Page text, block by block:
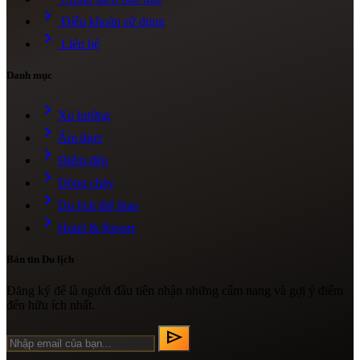
chevron_right Điều khoản sử dụng
chevron_right Liên hệ
Danh mục
chevron_right Xu hướng
chevron_right Ẩm thực
chevron_right Điểm đến
chevron_right Dòng chảy
chevron_right Du lịch thể thao
chevron_right Hotel & Resort
Bản tin Du lịch
Đăng ký để là người đầu tiên nhận những cẩm nang và gợi ý điểm
đến hữu ích nhất.
send